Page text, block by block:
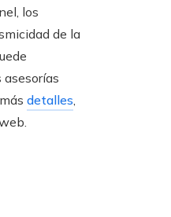
los
de la
detalles